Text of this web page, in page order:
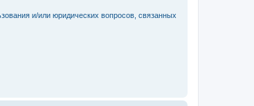
и/или юридических вопросов, связанных